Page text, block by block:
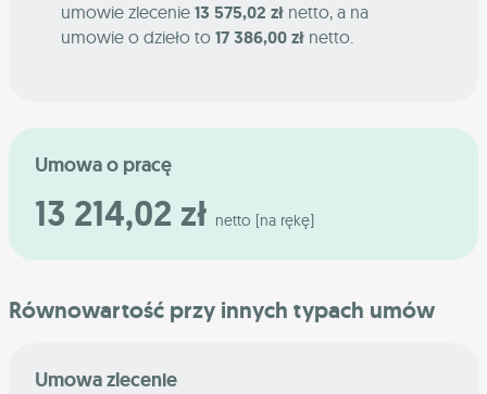
umowie zlecenie 13 575,02 zł netto, a na
umowie o dzieło to 17 386,00 zł netto.
Umowa o pracę
13 214,02 zł netto [na rękę]
Równowartość przy innych typach umów
Umowa zlecenie